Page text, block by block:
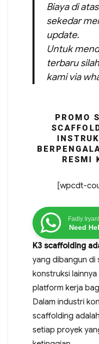
Biaya di
sekedar
update.
Untuk
terbaru
kami via
PROMO
RESMI
[wpcdt-
Fadly
Need
K3 scaffolding
yang dibangun di
konstruksi
platform kerja
Dalam industri
scaffolding
setiap proyek